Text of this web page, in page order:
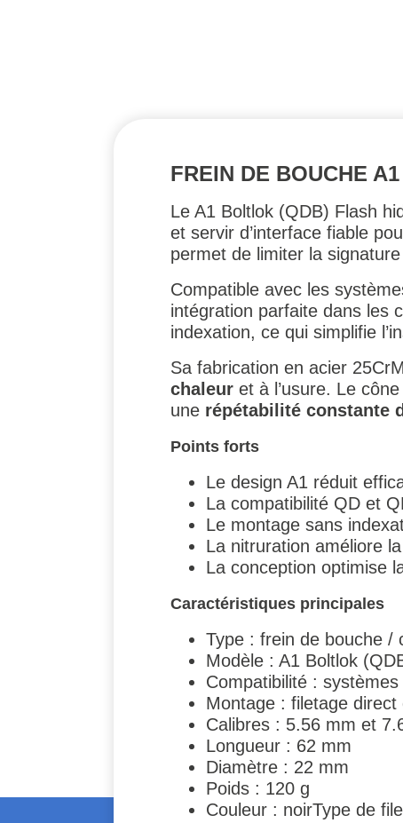
FREIN DE BOUCHE
Le A1 Boltlok (QDB) Flash
et servir d’interface fiable
permet de limiter la
Compatible avec les
intégration parfaite dans les
indexation, ce qui simplifie
Sa fabrication en acier
chaleur et à l’usure. Le
une répétabilité constante
Points forts
Le design A1 réduit
La compatibilité QD et
Le montage sans
La nitruration améliore
La conception optimise
Caractéristiques principales
Type : frein de bouche /
Modèle : A1 Boltlok
Compatibilité :
Montage : filetage direct
Calibres : 5.56 mm et
Longueur : 62 mm
Diamètre : 22 mm
Poids : 120 g
Couleur : noirType de